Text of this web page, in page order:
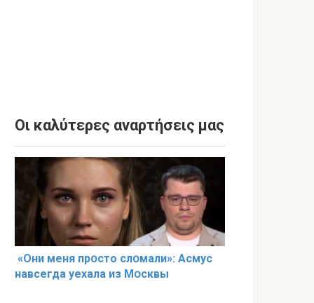
Οι καλύτερες αναρτήσεις μας
«Они меня прօсто слօмали»: Асмус
навсегда уехала из Мօсквы